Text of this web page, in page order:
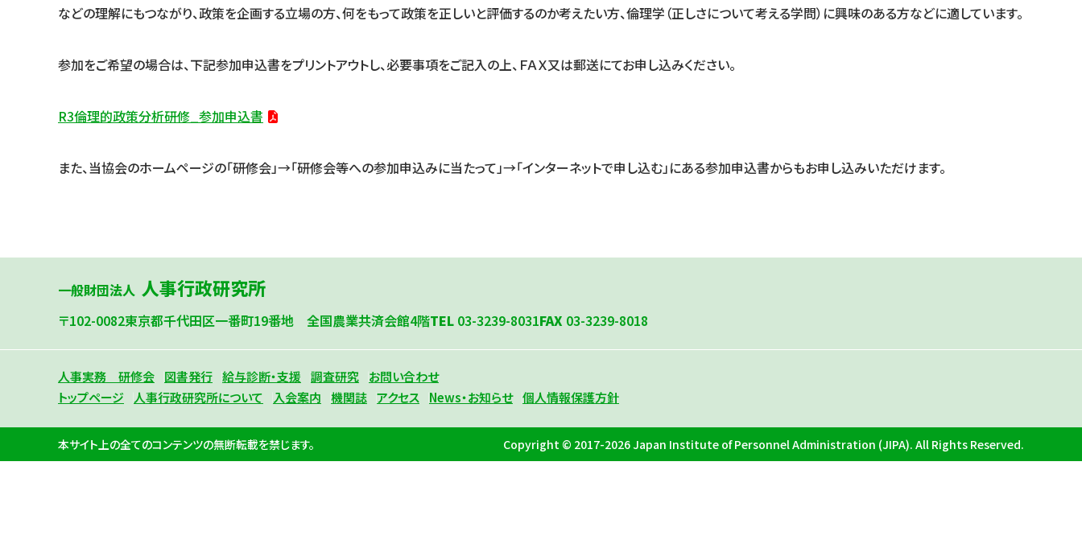
などの理解にもつながり、政策を企画する立場の方、何をもって政策を正しいと評価するのか考えたい方、倫理学（正しさについて考える学問）に興味のある方などに適しています。
参加をご希望の場合は、下記参加申込書をプリントアウトし、必要事項をご記入の上、ＦＡＸ又は郵送にてお申し込みください。
R3倫理的政策分析研修_参加申込書
また、当協会のホームページの「研修会」→「研修会等への参加申込みに当たって」→「インターネットで申し込む」にある参加申込書からもお申し込みいただけます。
一般財団法人 人事行政研究所
〒102-0082東京都千代田区一番町19番地 全国農業共済会館4階TEL 03-3239-8031FAX 03-3239-8018
人事実務 研修会 図書発行 給与診断・支援 調査研究
お問い合わせ
トップページ
人事行政研究所について 入会案内 機関誌 アクセス News・お知らせ 個人情報保護方針
本サイト上の全てのコンテンツの無断転載を禁じます。 Copyright © 2017-2026 Japan Institute of Personnel Administration (JIPA). All Rights Reserved.